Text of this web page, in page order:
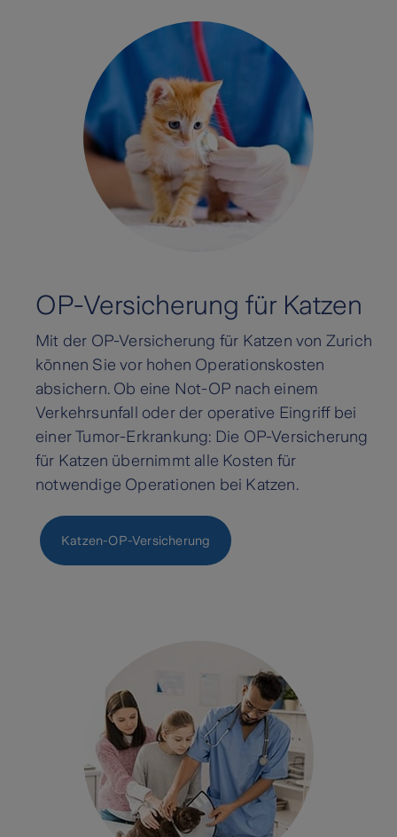
OP-Versicherung für Katzen
Mit der OP-Versicherung für Katzen von Zurich
können Sie vor hohen Operationskosten
absichern. Ob eine Not-OP nach einem
Verkehrsunfall oder der operative Eingriff bei
einer Tumor-Erkrankung: Die OP-Versicherung
für Katzen übernimmt alle Kosten für
notwendige Operationen bei Katzen.
Katzen-OP-Versicherung